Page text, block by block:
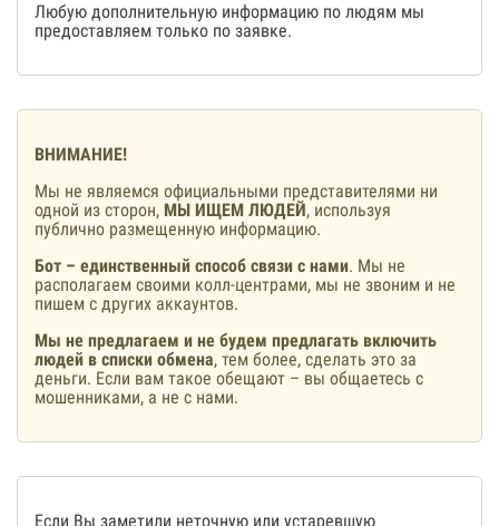
Любую дополнительную информацию по людям мы
предоставляем только по заявке.
ВНИМАНИЕ!
Мы не являемся официальными представителями ни
одной из сторон, МЫ ИЩЕМ ЛЮДЕЙ, используя
публично размещенную информацию.
Бот – единственный способ связи с нами. Мы не
располагаем своими колл-центрами, мы не звоним и не
пишем с других аккаунтов.
Мы не предлагаем и не будем предлагать включить
людей в списки обмена, тем более, сделать это за
деньги. Если вам такое обещают – вы общаетесь с
мошенниками, а не с нами.
Если Вы заметили неточную или устаревшую